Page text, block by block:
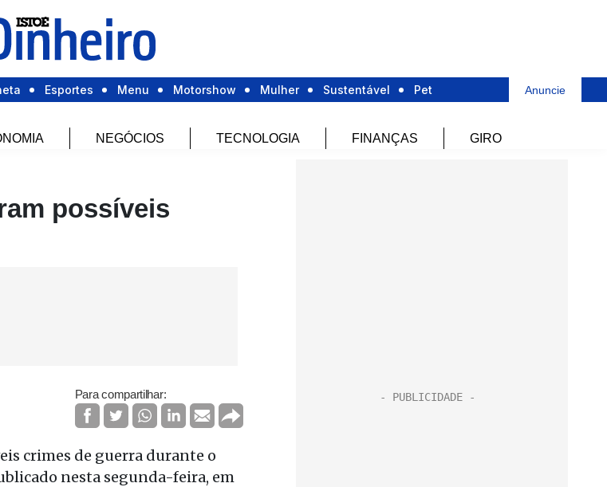
Esportes Menu Motorshow Mulher Sustentável Pet Anuncie
NEGÓCIOS TECNOLOGIA FINANÇAS GIRO
possíveis
Para compartilhar:
crimes de guerra durante o
nesta segunda-feira, em